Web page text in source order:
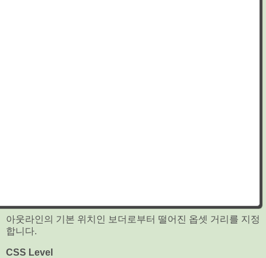
아웃라인의 기본 위치인 보더로부터 떨어진 옵셋 거리를 지정
합니다.
CSS Level